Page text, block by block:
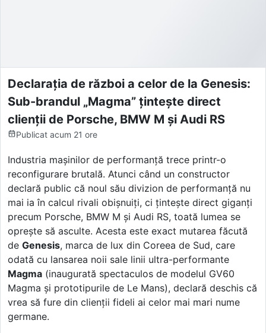
Declarația de război a celor de la Genesis:
Sub-brandul „Magma” țintește direct
clienții de Porsche, BMW M și Audi RS
Publicat acum 21 ore
Industria mașinilor de performanță trece printr-o
reconfigurare brutală. Atunci când un constructor
declară public că noul său divizion de performanță nu
mai ia în calcul rivali obișnuiți, ci țintește direct giganți
precum Porsche, BMW M și Audi RS, toată lumea se
oprește să asculte. Acesta este exact mutarea făcută
de Genesis, marca de lux din Coreea de Sud, care
odată cu lansarea noii sale linii ultra-performante
Magma (inaugurată spectaculos de modelul GV60
Magma și prototipurile de Le Mans), declară deschis că
vrea să fure din clienții fideli ai celor mai mari nume
germane.